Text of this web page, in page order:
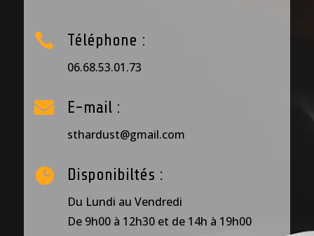
 Téléphone :
06.68.53.01.73
 E-mail :
sthardust@gmail.com
 Disponibiltés :
Du Lundi au Vendredi
De 9h00 à 12h30 et de 14h à 19h00